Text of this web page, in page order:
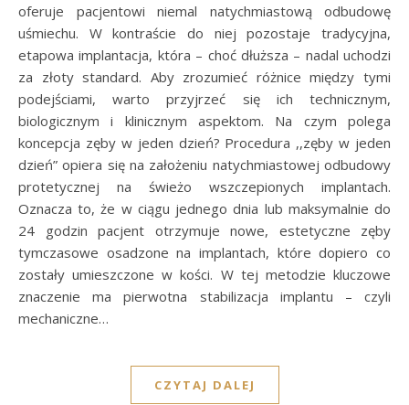
oferuje pacjentowi niemal natychmiastową odbudowę
uśmiechu. W kontraście do niej pozostaje tradycyjna,
etapowa implantacja, która – choć dłuższa – nadal uchodzi
za złoty standard. Aby zrozumieć różnice między tymi
podejściami, warto przyjrzeć się ich technicznym,
biologicznym i klinicznym aspektom. Na czym polega
koncepcja zęby w jeden dzień? Procedura ,,zęby w jeden
dzień” opiera się na założeniu natychmiastowej odbudowy
protetycznej na świeżo wszczepionych implantach.
Oznacza to, że w ciągu jednego dnia lub maksymalnie do
24 godzin pacjent otrzymuje nowe, estetyczne zęby
tymczasowe osadzone na implantach, które dopiero co
zostały umieszczone w kości. W tej metodzie kluczowe
znaczenie ma pierwotna stabilizacja implantu – czyli
mechaniczne…
CZYTAJ DALEJ